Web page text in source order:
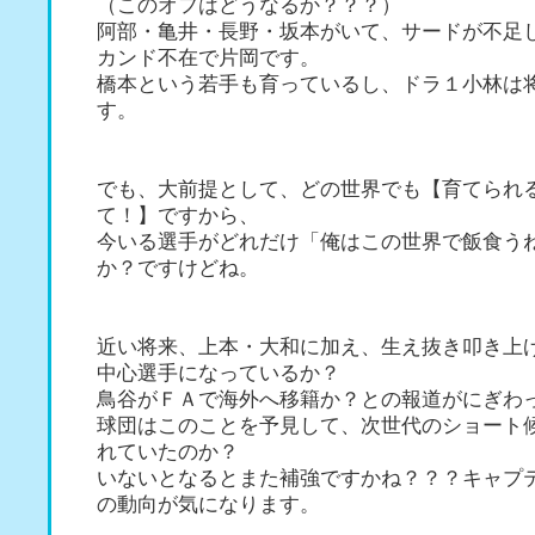
（このオフはどうなるか？？？）
阿部・亀井・長野・坂本がいて、サードが不足
カンド不在で片岡です。
橋本という若手も育っているし、ドラ１小林は
す。
でも、大前提として、どの世界でも【育てられ
て！】ですから、
今いる選手がどれだけ「俺はこの世界で飯食う
か？ですけどね。
近い将来、上本・大和に加え、生え抜き叩き上
中心選手になっているか？
鳥谷がＦＡで海外へ移籍か？との報道がにぎわ
球団はこのことを予見して、次世代のショート
れていたのか？
いないとなるとまた補強ですかね？？？キャプ
の動向が気になります。